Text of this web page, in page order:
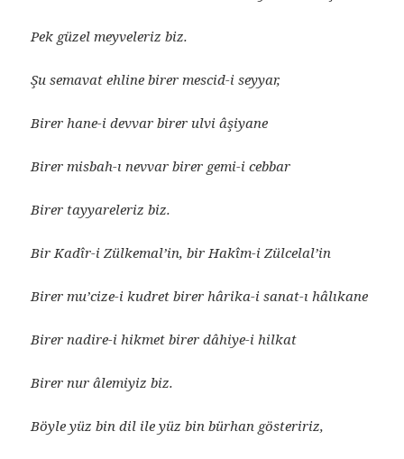
Pek güzel meyveleriz biz.
Şu semavat ehline birer mescid-i seyyar,
Birer hane-i devvar birer ulvi âşiyane
Birer misbah-ı nevvar birer gemi-i cebbar
Birer tayyareleriz biz.
Bir Kadîr-i Zülkemal’in, bir Hakîm-i Zülcelal’in
Birer mu’cize-i kudret birer hârika-i sanat-ı hâlıkane
Birer nadire-i hikmet birer dâhiye-i hilkat
Birer nur âlemiyiz biz.
Böyle yüz bin dil ile yüz bin bürhan gösteririz,